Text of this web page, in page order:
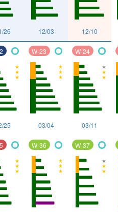
26 12/03 12/10
25
W-23
03/04
W-24
03/11
W-36 W-37